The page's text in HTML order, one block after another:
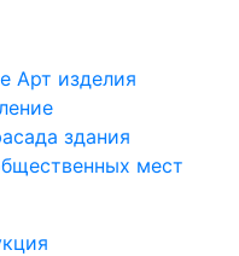
Арт изделия
здания
мест